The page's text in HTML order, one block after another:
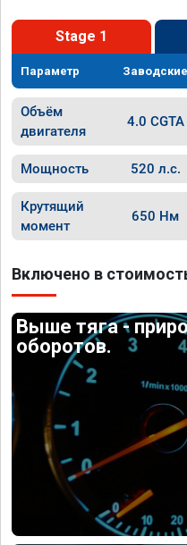
Stage 1
Параметр Заводские
Объём
двигателя
4.0 CGTA
Мощность 520 л.с.
Крутящий
момент
650 Нм
Включено в
Выше тяга -
оборотов.